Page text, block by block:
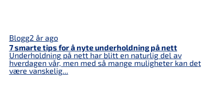
Blogg2 år ago
7 smarte tips for å nyte underholdning på nett
Underholdning på nett har blitt en naturlig del av
hverdagen vår, men med så mange muligheter kan det
være vanskelig...